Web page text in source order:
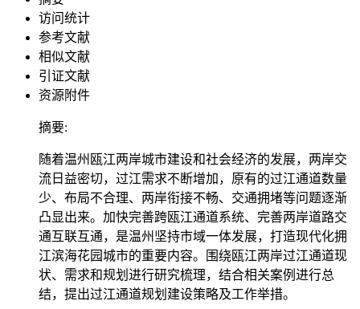
访问统计
参考文献
相似文献
引证文献
资源附件
摘要:
随着温州瓯江两岸城市建设和社会经济的发展，两岸交
流日益密切，过江需求不断增加，原有的过江通道数量
少、布局不合理、两岸衔接不畅、交通拥堵等问题逐渐
凸显出来。加快完善跨瓯江通道系统、完善两岸道路交
通互联互通，是温州坚持市域一体发展，打造现代化拥
江滨海花园城市的重要内容。围绕瓯江两岸过江通道现
状、需求和规划进行研究梳理，结合相关案例进行总
结，提出过江通道规划建设策略及工作举措。